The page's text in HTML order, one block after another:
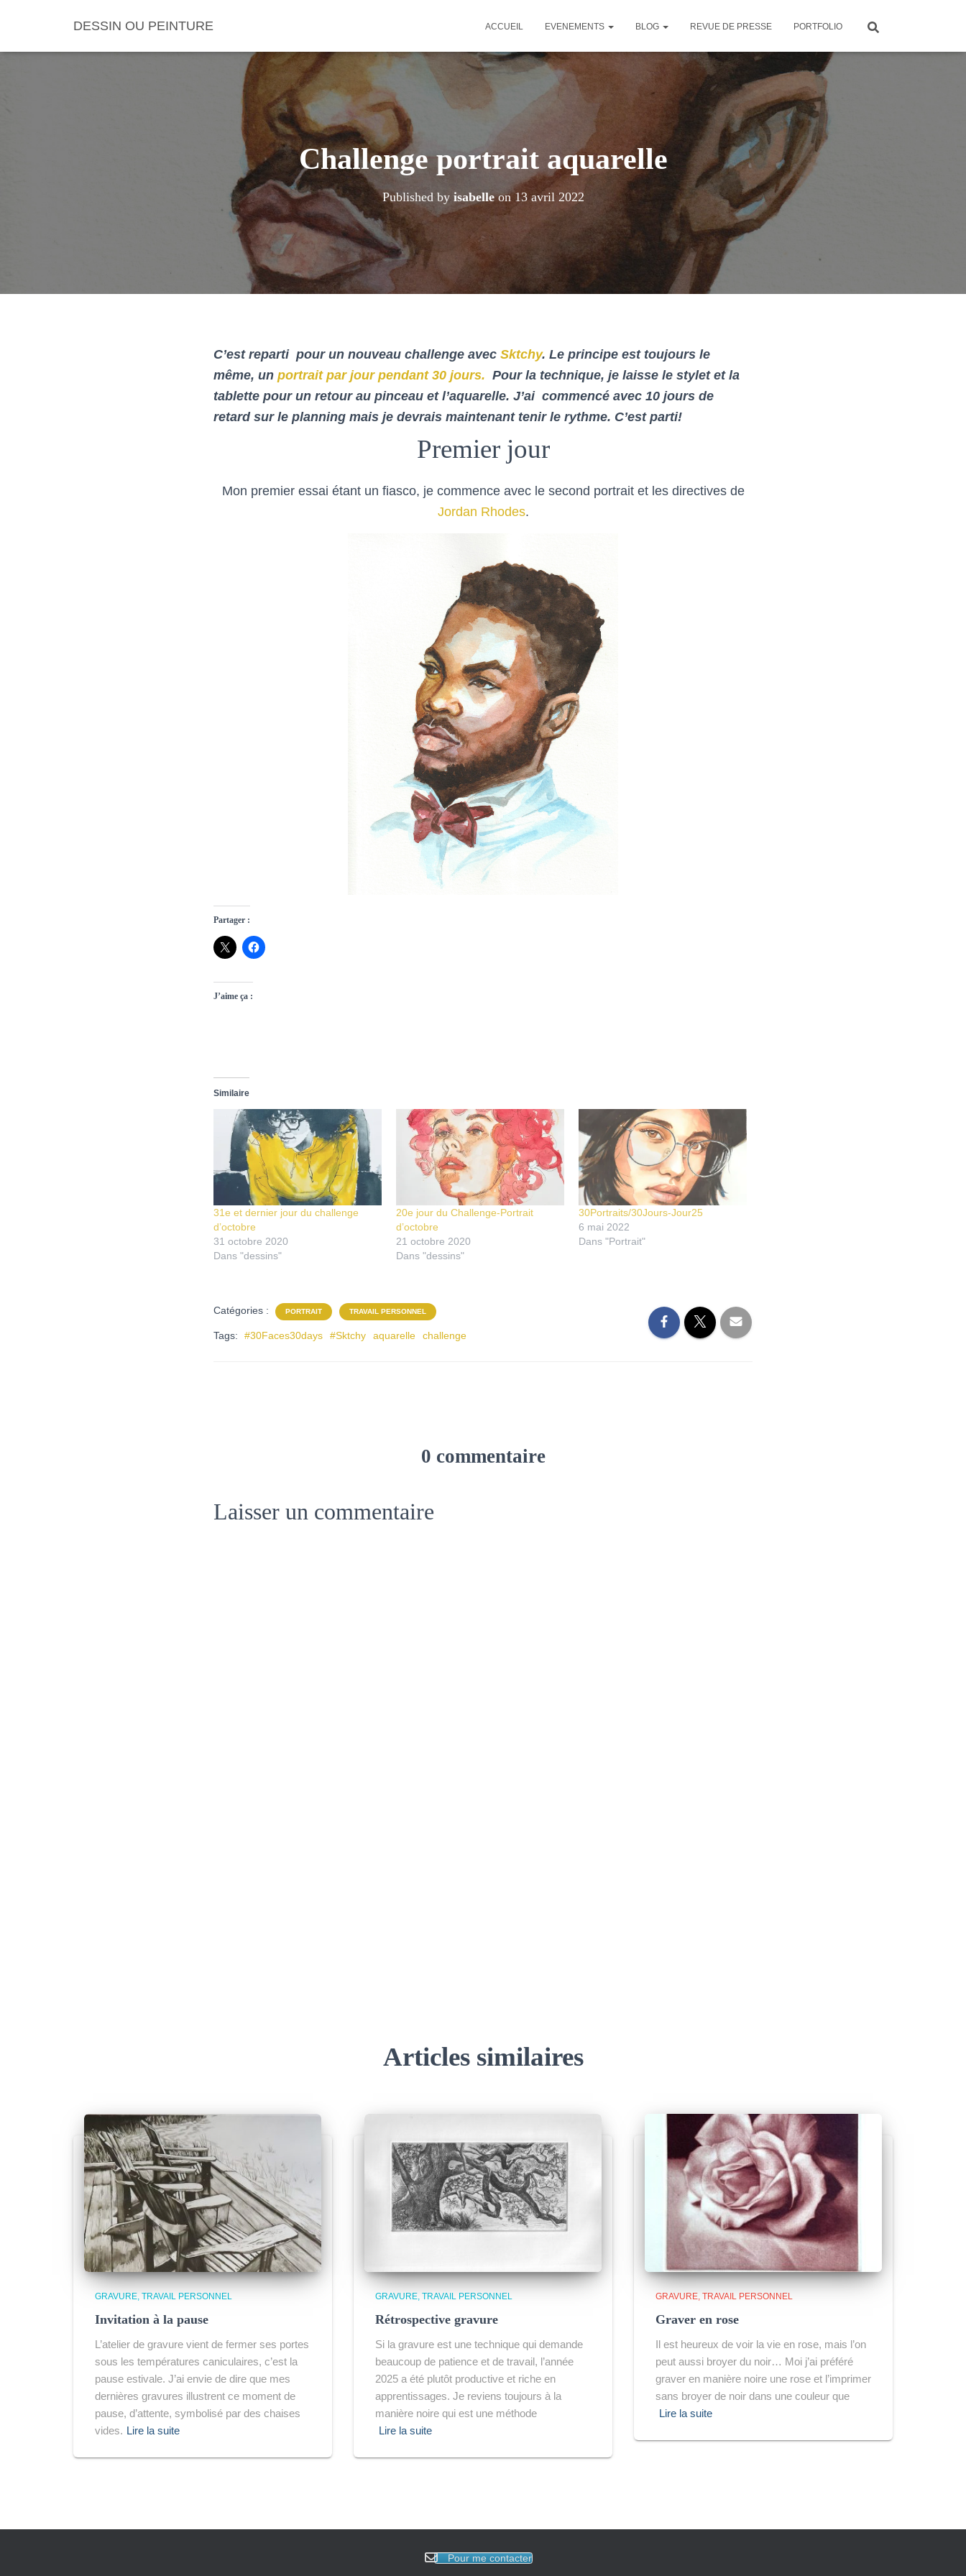
DESSIN OU PEINTURE ACCUEIL EVENEMENTS BLOG REVUE DE PRESSE PORTFOLIO
Challenge portrait aquarelle
Published by isabelleon 13 avril 2022
C’est reparti pour un nouveau challenge avec Sktchy. Le principe est toujours le
même, un portrait par jour pendant 30 jours. Pour la technique, je laisse le stylet et la
tablette pour un retour au pinceau et l’aquarelle. J’ai commencé avec 10 jours de
retard sur le planning mais je devrais maintenant tenir le rythme. C’est parti!
Premier jour
Mon premier essai étant un fiasco, je commence avec le second portrait et les directives de
Jordan Rhodes.
Partager :
J’aime ça :
Similaire
31e et dernier jour du challenge
d’octobre
31 octobre 2020
Dans "dessins"
20e jour du Challenge-Portrait
d’octobre
21 octobre 2020
Dans "dessins"
30Portraits/30Jours-Jour25
6 mai 2022
Dans "Portrait"
Catégories : PORTRAIT TRAVAIL PERSONNEL
Tags: #30Faces30days #Sktchy aquarelle challenge
0 commentaire
Laisser un commentaire
Articles similaires
GRAVURE TRAVAIL PERSONNEL
Invitation à la pause
L’atelier de gravure vient de fermer ses portes
sous les températures caniculaires, c’est la
pause estivale. J’ai envie de dire que mes
dernières gravures illustrent ce moment de
pause, d’attente, symbolisé par des chaises
vides. Lire la suite
GRAVURE TRAVAIL PERSONNEL
Rétrospective gravure
Si la gravure est une technique qui demande
beaucoup de patience et de travail, l’année
2025 a été plutôt productive et riche en
apprentissages. Je reviens toujours à la
manière noire qui est une méthode
Lire la suite
GRAVURE TRAVAIL PERSONNEL
Graver en rose
Il est heureux de voir la vie en rose, mais l’on
peut aussi broyer du noir… Moi j’ai préféré
graver en manière noire une rose et l’imprimer
sans broyer de noir dans une couleur que
Lire la suite
Pour me contacter